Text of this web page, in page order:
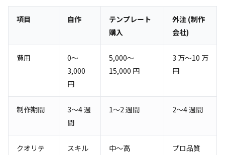
項目 自作
テンプレート
購入
外注 (制作
会社)
費用
0〜
3,000
円
5,000〜
15,000 円
3 万〜10 万
円
制作期間
3〜4 週
間
1〜2 週間 2〜4 週間
クオリテ
スキル
中〜高 プロ品質